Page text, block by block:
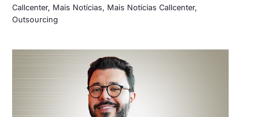
Callcenter, Mais Notícias, Mais Notícias Callcenter,
Outsourcing